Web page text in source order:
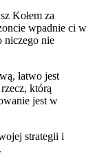
Kołem za
wpadnie ci w
niczego nie
łatwo jest
którą
jest w
strategii i